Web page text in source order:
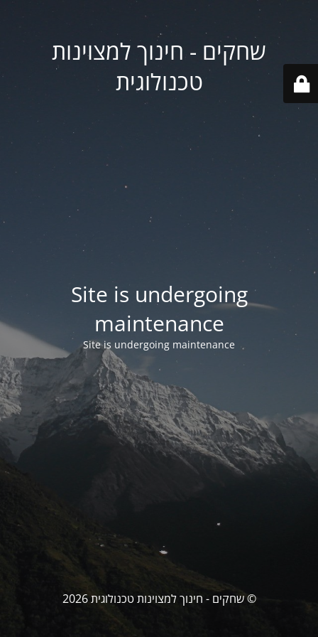
שחקים - חינוך למצוינות
טכנולוגית
Site is undergoing
maintenance
Site is undergoing maintenance
© שחקים - חינוך למצוינות טכנולוגית 2026